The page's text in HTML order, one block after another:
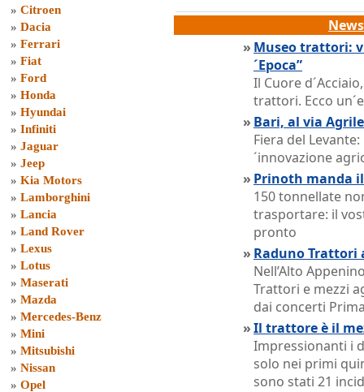
» Citroen
» Dacia
» Ferrari
» Fiat
» Ford
» Honda
» Hyundai
» Infiniti
» Jaguar
» Jeep
» Kia Motors
» Lamborghini
» Lancia
» Land Rover
» Lexus
» Lotus
» Maserati
» Mazda
» Mercedes-Benz
» Mini
» Mitsubishi
» Nissan
» Opel
» Museo trattori:
´Epoca”
Il Cuore
trattori. Ecco
» Bari, al via
Fiera del
´innovazione
» Prinoth manda
150 tonnellate
trasportare: il
pronto
» Raduno Trattori
Nell’Alto
Trattori e mezzi
dai concerti
»Il trattore è il
Impressionanti i
solo nei primi
sono stati 21